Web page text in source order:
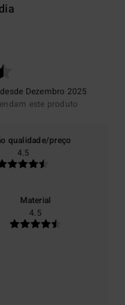
Dezembro 2025
este produto
qualidade/preço
4.5
Material
4.5